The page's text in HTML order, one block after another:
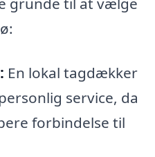
En lokal tagdækker
service, da
forbindelse til